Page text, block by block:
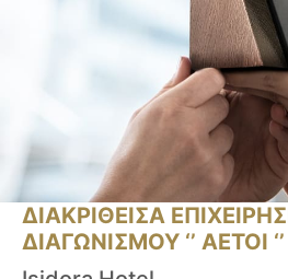
ΔΙΑΚΡΙΘΕΙΣΑ
ΔΙΑΓΩΝΙΣΜΟΥ ‘’ ΑΕΤΟΙ ‘’